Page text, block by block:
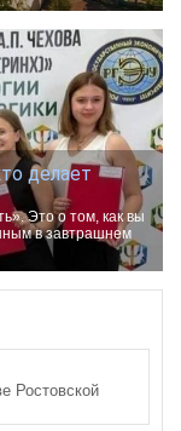
делает
Это о том, как вы
в завтрашнем
Ростовской